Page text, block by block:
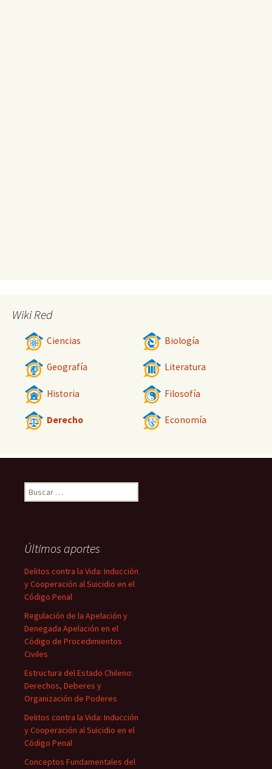
Wiki Red
Ciencias Biología
Geografía Literatura
Historia Filosofía
Derecho Economía
Buscar:
Últimos aportes
Delitos contra la Vida: Inducción
y Cooperación al Suicidio en el
Código Penal
Regulación de la Apelación y
Denegada Apelación en el
Código de Procedimientos
Civiles
Estructura del Estado Chileno:
Derechos, Deberes y
Organización de Poderes
Delitos contra la Vida: Inducción
y Cooperación al Suicidio en el
Código Penal
Conceptos Fundamentales del